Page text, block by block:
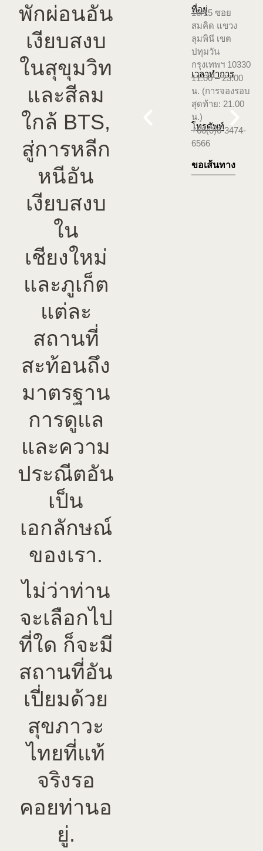
พักผ่อนอัน
เงียบสงบ
ในสุขุมวิท
และสีลม
ใกล้ BTS,
สู่การหลีก
หนีอัน
เงียบสงบ
ใน
เชียงใหม่
และภูเก็ต
แต่ละ
สถานที่
สะท้อนถึง
มาตรฐาน
การดูแล
และความ
ประณีตอัน
เป็น
เอกลักษณ์
ของเรา.
ไม่ว่าท่าน
จะเลือกไป
ที่ใด ก็จะมี
สถานที่อัน
เปี่ยมด้วย
สุขภาวะ
ไทยที่แท้
จริงรอ
คอยท่านอ
ยู่.
ที่อยู่
16/15 ซอย
สมคิด แขวง
ลุมพินี เขต
ปทุมวัน
กรุงเทพฯ 10330
เวลาทำการ
11.00 – 23.00
น. (การจองรอบ
สุดท้าย: 21.00
น.)
โทรศัพท์
+66(0)6-3474-
6566
ขอเส้นทาง